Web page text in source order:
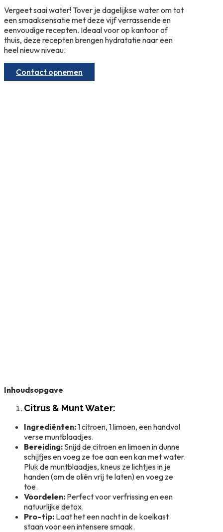
Vergeet saai water! Tover je dagelijkse water om tot
een smaaksensatie met deze vijf verrassende en
eenvoudige recepten. Ideaal voor op kantoor of
thuis, deze recepten brengen hydratatie naar een
heel nieuw niveau.
Contact opnemen
Citrus & Munt Water:
Ingrediënten:1 citroen, 1 limoen, een handvol
verse muntblaadjes.
Bereiding: Snijd de citroen en limoen in dunne
schijfjes en voeg ze toe aan een kan met water.
Pluk de muntblaadjes, kneus ze lichtjes in je
handen (om de oliën vrij te laten) en voeg ze
toe.
Voordelen: Perfect voor verfrissing en een
natuurlijke detox.
Pro-tip: Laat het een nacht in de koelkast
staan voor een intensere smaak.
Inhoudsopgave